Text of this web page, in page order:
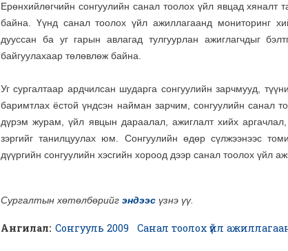
Ерөнхийлөгчийн сонгуулийн санал тоолох үйл явцад хяналт
байна. Үүнд санал тоолох үйл ажиллагаанд мониторинг
дууссан ба уг гарын авлагад тулгуурлан ажиглагчдыг
байгуулахаар төлөвлөж байна.
Уг сургалтаар ардчилсан шударга сонгуулийн зарчмууд,
баримтлах ёстой үндсэн найман зарчим, сонгуулийн санал
дүрэм журам, үйл явцын дараалал, ажиглалт хийх
зэргийг танилцуулах юм. Сонгуулийн өдөр сүлжээнээс
дүүргийн сонгуулийн хэсгийн хороод дээр санал тоолох үйл
Сургалтын хөтөлбөрийг эндээс үзнэ үү.
Ангилал: Сонгууль 2009 Санал тоолох үйл